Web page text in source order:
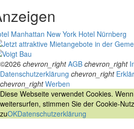
Manhattan New York Hotel Nürnberg
©2026 chevron_right AGB chevron_right
Datenschutzerklärung chevron_right
chevron_right Werben
Diese Webseite verwendet Cookies.
weitersurfen, stimmen Sie der Cookie-
zuOKDatenschutzerklärung